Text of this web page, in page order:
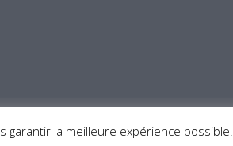
garantir la meilleure expérience possible.